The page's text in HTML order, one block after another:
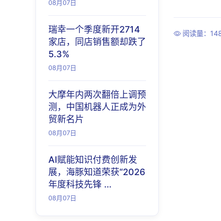
08月07日
瑞幸一个季度新开2714
家店，同店销售额却跌了
5.3%
08月07日
大摩年内两次翻倍上调预
测，中国机器人正成为外
贸新名片
08月07日
AI赋能知识付费创新发
展，海豚知道荣获“2026
年度科技先锋 ...
08月07日
阅读量：